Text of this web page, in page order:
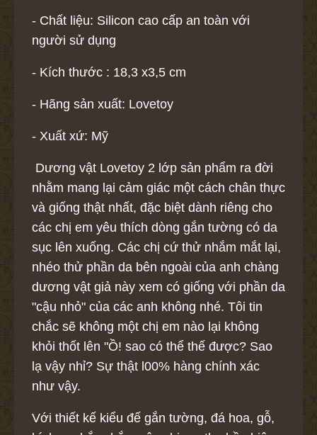
- Chất liệu: Silicon cao cấp an toàn với
người sử dụng
- Kích thước : 18,3 x3,5 cm
- Hãng sản xuất: Lovetoy
- Xuất xứ: Mỹ
Dương vật Lovetoy 2 lớp sản phẩm ra đời
nhằm mang lại cảm giác một cách chân thực
và giống thật nhất, đặc biệt dành riêng cho
các chị em yêu thích dòng gắn tường có da
sục lên xuống. Các chị cứ thử nhắm mắt lại,
nhéo thử phần da bên ngoài của anh chàng
dương vật giả này xem có giống với phần da
"cậu nhỏ" của các anh không nhé. Tôi tin
chắc sẽ không một chị em nào lại không
khỏi thốt lên "Ồ! sao có thể thế được? Sao
lạ vậy nhỉ? Sự thật l00% hàng chính xác
như vậy.
Với thiết kế kiểu đế gắn tường, đá hoa, gỗ,